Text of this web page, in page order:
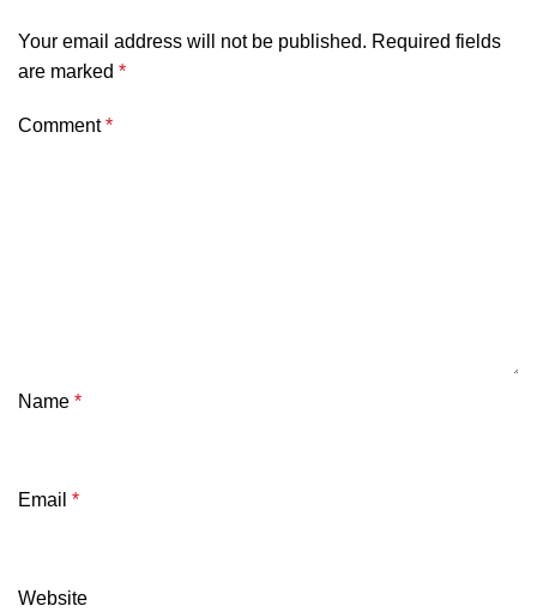
Your email address will not be published. Required fields
are marked *
Comment*
Name *
Email *
Website